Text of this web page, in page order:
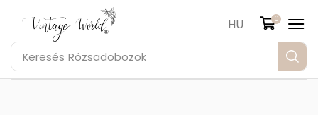
Keresés Rózsadobozok
HU 0